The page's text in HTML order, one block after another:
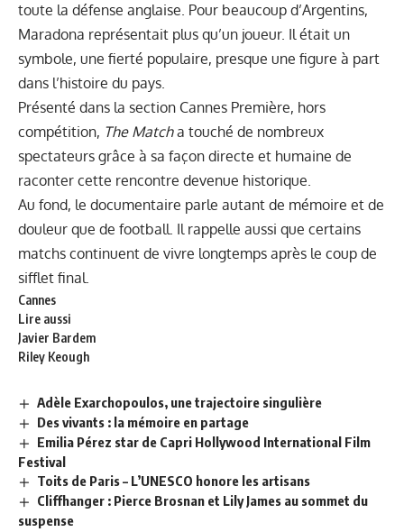
toute la défense anglaise. Pour beaucoup d’Argentins,
Maradona représentait plus qu’un joueur. Il était un
symbole, une fierté populaire, presque une figure à part
dans l’histoire du pays.
Présenté dans la section Cannes Première, hors
compétition, The Matcha touché de nombreux
spectateurs grâce à sa façon directe et humaine de
raconter cette rencontre devenue historique.
Au fond, le documentaire parle autant de mémoire et de
douleur que de football. Il rappelle aussi que certains
matchs continuent de vivre longtemps après le coup de
sifflet final.
Cannes
Lire aussi
Javier Bardem
Riley Keough
Adèle Exarchopoulos, une trajectoire singulière
Des vivants : la mémoire en partage
Emilia Pérez star de Capri Hollywood International Film
Festival
Toits de Paris – L’UNESCO honore les artisans
Cliffhanger : Pierce Brosnan et Lily James au sommet du
suspense